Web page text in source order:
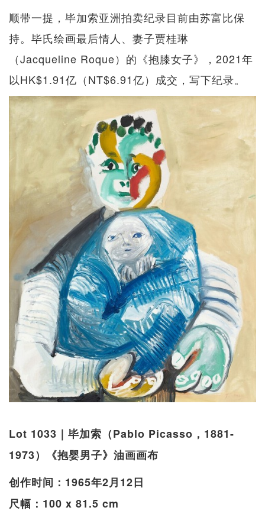
顺带一提，毕加索亚洲拍卖纪录目前由苏富比保
持。毕氏绘画最后情人、妻子贾桂琳
（Jacqueline Roque）的《抱膝女子》，2021年
以HK$1.91亿（NT$6.91亿）成交，写下纪录。
Lot 1033｜毕加索（Pablo Picasso，1881-
1973）《抱婴男子》油画画布
创作时间：1965年2月12日
尺幅：100 x 81.5 cm